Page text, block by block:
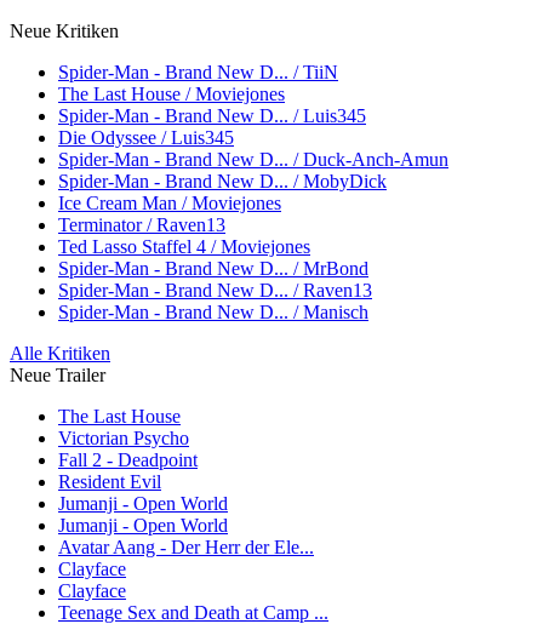
Neue Kritiken
Spider-Man - Brand New D... / TiiN
The Last House / Moviejones
Spider-Man - Brand New D... / Luis345
Die Odyssee / Luis345
Spider-Man - Brand New D... / Duck-Anch-Amun
Spider-Man - Brand New D... / MobyDick
Ice Cream Man / Moviejones
Terminator / Raven13
Ted Lasso Staffel 4 / Moviejones
Spider-Man - Brand New D... / MrBond
Spider-Man - Brand New D... / Raven13
Spider-Man - Brand New D... / Manisch
Alle Kritiken
Neue Trailer
The Last House
Victorian Psycho
Fall 2 - Deadpoint
Resident Evil
Jumanji - Open World
Jumanji - Open World
Avatar Aang - Der Herr der Ele...
Clayface
Clayface
Teenage Sex and Death at Camp ...